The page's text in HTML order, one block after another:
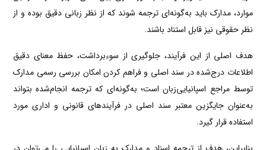
موارد، مدارک باید به‌گونه‌ای ترجمه شوند که از نظر زبانی دقیق بوده و از
نظر حقوقی نیز قابل استناد باشند.
هدف اصلی از این فرآیند، جلوگیری از سوءبرداشت، حفظ معنای دقیق
اطلاعات درج‌شده در سند اصلی و فراهم کردن امکان بررسی رسمی مدارک
توسط مراجع اسپانیایی‌زبان است؛ به‌گونه‌ای که ترجمه انجام‌شده بتواند
به‌عنوان جایگزین معتبر سند اصلی در فرآیندهای قانونی و اداری مورد
استفاده قرار گیرد.